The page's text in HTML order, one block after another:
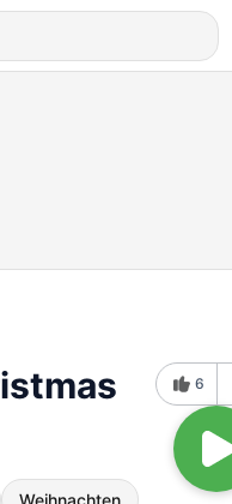
Weihnachten
6